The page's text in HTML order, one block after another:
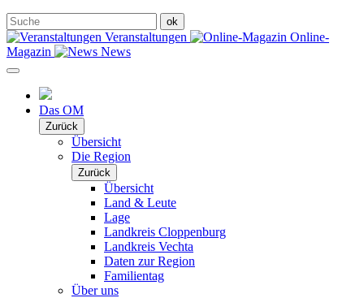
Veranstaltungen
Online-
Magazin
News
Das OM
Zurück
Übersicht
Die Region
Zurück
Übersicht
Land & Leute
Lage
Landkreis Cloppenburg
Landkreis Vechta
Daten zur Region
Familientag
Über uns